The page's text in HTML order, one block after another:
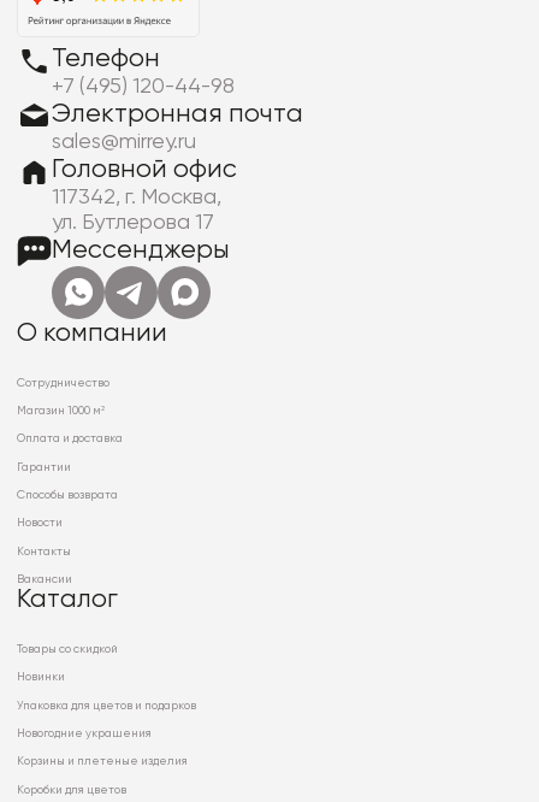
Телефон
+7 (495) 120-44-98
Электронная почта
sales@mirrey.ru
Головной офис
117342, г. Москва,
ул. Бутлерова 17
Мессенджеры
О компании
Сотрудничество
Магазин 1000 м²
Оплата и доставка
Гарантии
Способы возврата
Новости
Контакты
Вакансии
Каталог
Товары со скидкой
Новинки
Упаковка для цветов и подарков
Новогодние украшения
Корзины и плетеные изделия
Коробки для цветов